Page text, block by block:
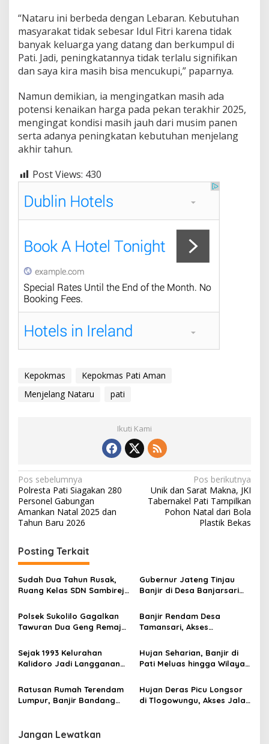
“Nataru ini berbeda dengan Lebaran. Kebutuhan
masyarakat tidak sebesar Idul Fitri karena tidak
banyak keluarga yang datang dan berkumpul di
Pati. Jadi, peningkatannya tidak terlalu signifikan
dan saya kira masih bisa mencukupi,” paparnya.
Namun demikian, ia mengingatkan masih ada
potensi kenaikan harga pada pekan terakhir 2025,
mengingat kondisi masih jauh dari musim panen
serta adanya peningkatan kebutuhan menjelang
akhir tahun.
Post Views: 430
Kepokmas
Kepokmas Pati Aman
Menjelang Nataru
pati
Ikuti Kami
N
a
v
i
g
a
s
i
p
o
s
Pos sebelumnya
Polresta Pati Siagakan 280
Personel Gabungan
Amankan Natal 2025 dan
Tahun Baru 2026
Pos berikutnya
Unik dan Sarat Makna, JKI
Tabernakel Pati Tampilkan
Pohon Natal dari Bola
Plastik Bekas
Posting Terkait
Sudah Dua Tahun Rusak,
Ruang Kelas SDN Sambirejo
Gubernur Jateng Tinjau
Banjir di Desa Banjarsari
Polsek Sukolilo Gagalkan
Tawuran Dua Geng Remaja
Banjir Rendam Desa
Tamansari, Akses
Tersendat
Sejak 1993 Kelurahan
Kalidoro Jadi Langganan
Hujan Seharian, Banjir di
Pati Meluas hingga Wilayah
Ratusan Rumah Terendam
Lumpur, Banjir Bandang
Hujan Deras Picu Longsor
di Tlogowungu, Akses Jalan
Jangan Lewatkan